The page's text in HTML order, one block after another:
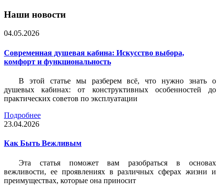
Наши новости
04.05.2026
Современная душевая кабина: Искусство выбора,
комфорт и функциональность
В этой статье мы разберем всё, что нужно знать о
душевых кабинах: от конструктивных особенностей до
практических советов по эксплуатации
Подробнее
23.04.2026
Как Быть Вежливым
Эта статья поможет вам разобраться в основах
вежливости, ее проявлениях в различных сферах жизни и
преимуществах, которые она приносит